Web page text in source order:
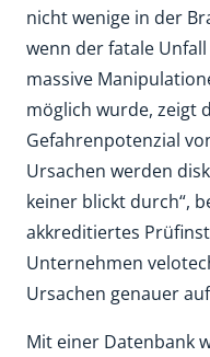
nicht wenige in der
wenn der fatale
massive
möglich wurde, zeigt
Gefahrenpotenzial
Ursachen werden
keiner blickt durch“,
akkreditiertes
Unternehmen
Ursachen genauer
Mit einer Datenbank